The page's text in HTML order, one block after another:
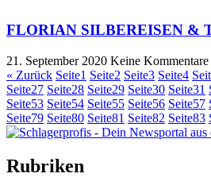
FLORIAN SILBEREISEN &
21. September 2020 Keine Kommentare
« Zurück Seite1 Seite2 Seite3 Seite4
Seite27 Seite28 Seite29 Seite30 Seite31
Seite53 Seite54 Seite55 Seite56 Seite57
Seite79 Seite80 Seite81 Seite82 Seite83
Rubriken